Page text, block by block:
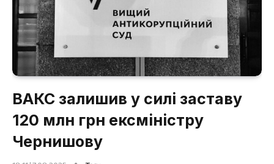
ВАКС залишив у силі заставу
120 млн грн ексміністру
Чернишову